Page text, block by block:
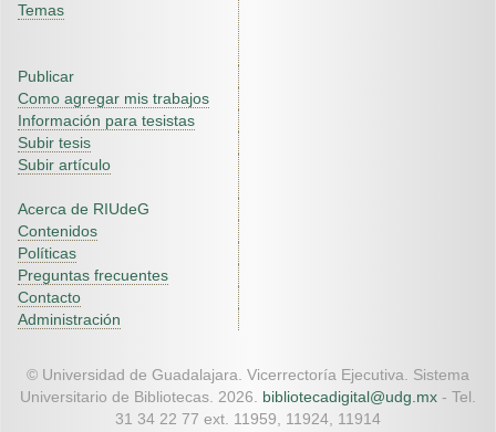
Temas
Publicar
Como agregar mis trabajos
Información para tesistas
Subir tesis
Subir artículo
Acerca de RIUdeG
Contenidos
Políticas
Preguntas frecuentes
Contacto
Administración
© Universidad de Guadalajara. Vicerrectoría Ejecutiva. Sistema
Universitario de Bibliotecas. 2026. bibliotecadigital@udg.mx - Tel.
31 34 22 77 ext. 11959, 11924, 11914